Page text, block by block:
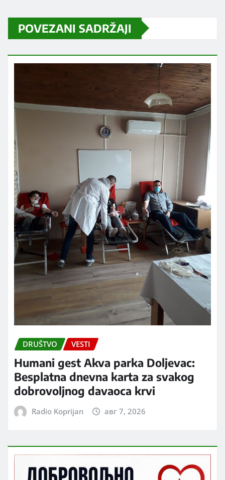
POVEZANI SADRŽAJI
DRUŠTVO VESTI
Humani gest Akva parka Doljevac:
Besplatna dnevna karta za svakog
dobrovoljnog davaoca krvi
Radio Koprijan авг 7, 2026